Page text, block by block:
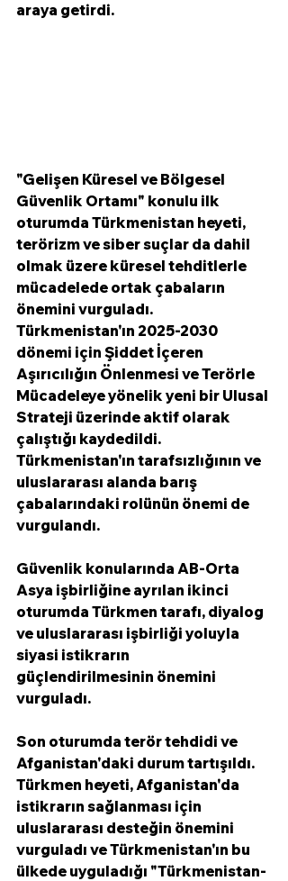
araya getirdi.
"Gelişen Küresel ve Bölgesel
Güvenlik Ortamı" konulu ilk
oturumda Türkmenistan heyeti,
terörizm ve siber suçlar da dahil
olmak üzere küresel tehditlerle
mücadelede ortak çabaların
önemini vurguladı.
Türkmenistan'ın 2025-2030
dönemi için Şiddet İçeren
Aşırıcılığın Önlenmesi ve Terörle
Mücadeleye yönelik yeni bir Ulusal
Strateji üzerinde aktif olarak
çalıştığı kaydedildi.
Türkmenistan'ın tarafsızlığının ve
uluslararası alanda barış
çabalarındaki rolünün önemi de
vurgulandı.
Güvenlik konularında AB-Orta
Asya işbirliğine ayrılan ikinci
oturumda Türkmen tarafı, diyalog
ve uluslararası işbirliği yoluyla
siyasi istikrarın
güçlendirilmesinin önemini
vurguladı.
Son oturumda terör tehdidi ve
Afganistan'daki durum tartışıldı.
Türkmen heyeti, Afganistan'da
istikrarın sağlanması için
uluslararası desteğin önemini
vurguladı ve Türkmenistan'ın bu
ülkede uyguladığı "Türkmenistan-